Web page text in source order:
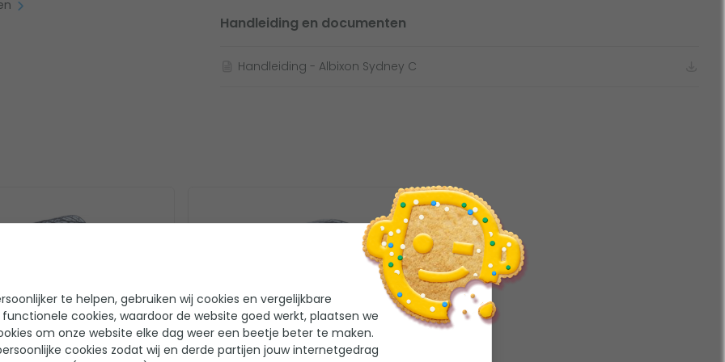
beschikbaar, en voor
Handleiding en documenten
Handleiding - Albixon Sydney C
Lage zwembadoverkapping
te helpen, gebruiken wij cookies en vergelijkbare
cookies, waardoor de website goed werkt, plaatsen we
om onze website elke dag weer een beetje beter te maken.
cookies zodat wij en derde partijen jouw internetgedrag